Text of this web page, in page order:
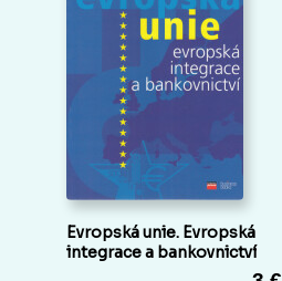
Evropská unie. Evropská
integrace a bankovnictví